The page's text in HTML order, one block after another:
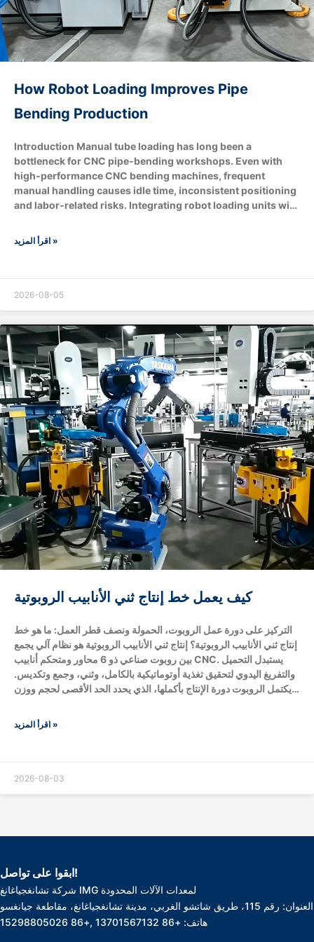
How Robot Loading Improves Pipe
Bending Production
Introduction Manual tube loading has long been a
bottleneck for CNC pipe‑bending workshops. Even with
high‑performance CNC bending machines, frequent
manual handling causes idle time, inconsistent positioning
and labor‑related risks. Integrating robot loading units with
quality, workplace safety and overall operational cost.
What are the core components of robot‑loading
belts, downstream end‑processing stations for flaring,
chamfering and boring. How does robot loading boost
production throughput? A: Does robotic loading improve
bending quality & consistency? A: Yes.Human‑operated
loading introduces variable positioning offsets, scratches,
…
اقرأ المزيد »
2026-08-05
كيف يعمل خط إنتاج ثني الأنابيب الروبوتية
التركيز على دورة عمل الروبوت، الحمولة ونصف قطر العمل: ما هو خط
إنتاج ثني الأنابيب الروبوتية؟ إنتاج ثني الأنابيب الروبوتية هو نظام آلي يجمع
بين روبوت صناعي ذو 6 محاور ومتحكم أنابيب CNC. يستبدل التحميل
والتفريغ اليدوي لتحقيق تغذية أوتوماتيكية بالكامل، وثني، وجمع وتكديس.
يكتمل الروبوت دورة الإنتاج بأكملها، الذي يحدد الحد الأقصى لحجم ووزن
تدفق عمل الروبوت الكامل في خط إنتاج ثني الأنابيب؟ يعمل الروبوت في
اقرأ المزيد »
2026-08-03
ابقوا على تواصل!
شركة تشانغجياغانغ IMG لمعدات الآلات المحدودة
العنوان: رقم 115، طريق شاتشو الغربي، مدينة تشانغجياغانغ، مقاطعة جيانغسو
هاتف: +86 13701567132 ,+86 15298805026